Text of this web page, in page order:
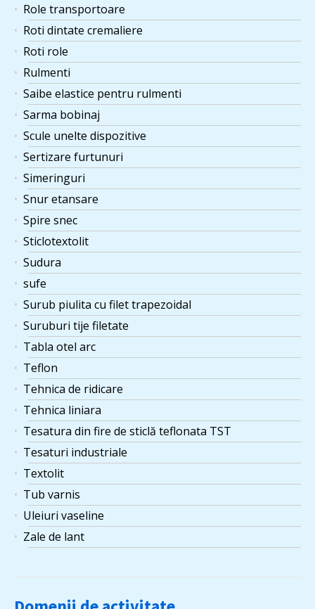
Role transportoare
Roti dintate cremaliere
Roti role
Rulmenti
Saibe elastice pentru rulmenti
Sarma bobinaj
Scule unelte dispozitive
Sertizare furtunuri
Simeringuri
Snur etansare
Spire snec
Sticlotextolit
Sudura
sufe
Surub piulita cu filet trapezoidal
Suruburi tije filetate
Tabla otel arc
Teflon
Tehnica de ridicare
Tehnica liniara
Tesatura din fire de sticlă teflonata TST
Tesaturi industriale
Textolit
Tub varnis
Uleiuri vaseline
Zale de lant